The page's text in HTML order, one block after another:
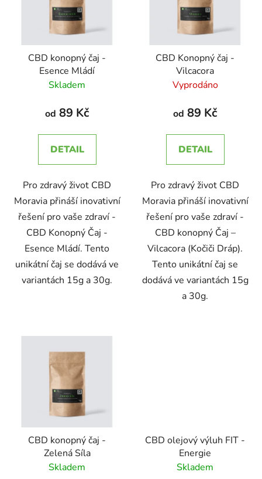
CBD konopný čaj -
Esence Mládí
Skladem
od 89 Kč
DETAIL
Pro zdravý život CBD
Moravia přináší inovativní
řešení pro vaše zdraví -
CBD Konopný Čaj -
Esence Mládí. Tento
unikátní čaj se dodává ve
variantách 15g a 30g.
CBD Konopný čaj -
Vilcacora
Vyprodáno
od 89 Kč
DETAIL
Pro zdravý život CBD
Moravia přináší inovativní
řešení pro vaše zdraví -
CBD konopný Čaj –
Vilcacora (Kočiči Dráp).
Tento unikátní čaj se
dodává ve variantách 15g
a 30g.
CBD konopný čaj -
Zelená Síla
Skladem
CBD olejový výluh FIT -
Energie
Skladem